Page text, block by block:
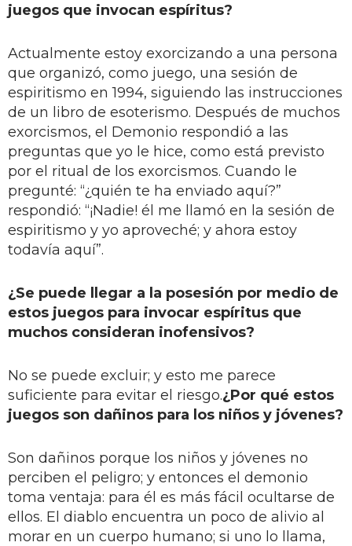
juegos que invocan espíritus?
Actualmente estoy exorcizando a una persona
que organizó, como juego, una sesión de
espiritismo en 1994, siguiendo las instrucciones
de un libro de esoterismo. Después de muchos
exorcismos, el Demonio respondió a las
preguntas que yo le hice, como está previsto
por el ritual de los exorcismos. Cuando le
pregunté: “¿quién te ha enviado aquí?”
respondió: “¡Nadie! él me llamó en la sesión de
espiritismo y yo aproveché; y ahora estoy
todavía aquí”.
¿Se puede llegar a la posesión por medio de
estos juegos para invocar espíritus que
muchos consideran inofensivos?
No se puede excluir; y esto me parece
suficiente para evitar el riesgo.¿Por qué estos
juegos son dañinos para los niños y jóvenes?
Son dañinos porque los niños y jóvenes no
perciben el peligro; y entonces el demonio
toma ventaja: para él es más fácil ocultarse de
ellos. El diablo encuentra un poco de alivio al
morar en un cuerpo humano; si uno lo llama,